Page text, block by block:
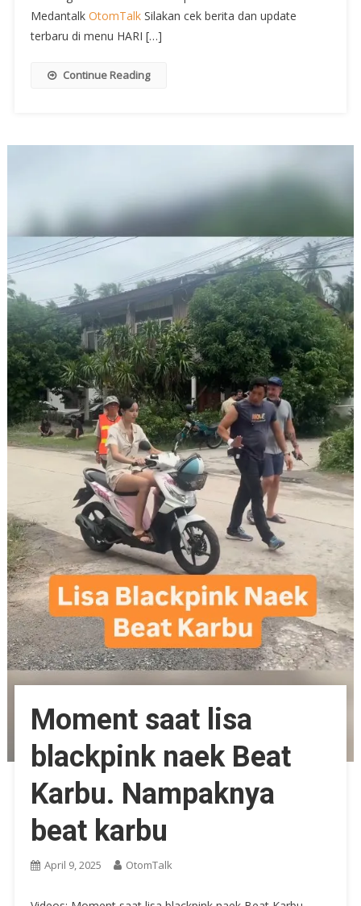
Medantalk OtomTalkSilakan cek berita dan update
terbaru di menu HARI […]
Continue Reading
Moment saat lisa
blackpink naek Beat
Karbu. Nampaknya
beat karbu
April 9, 2025 OtomTalk